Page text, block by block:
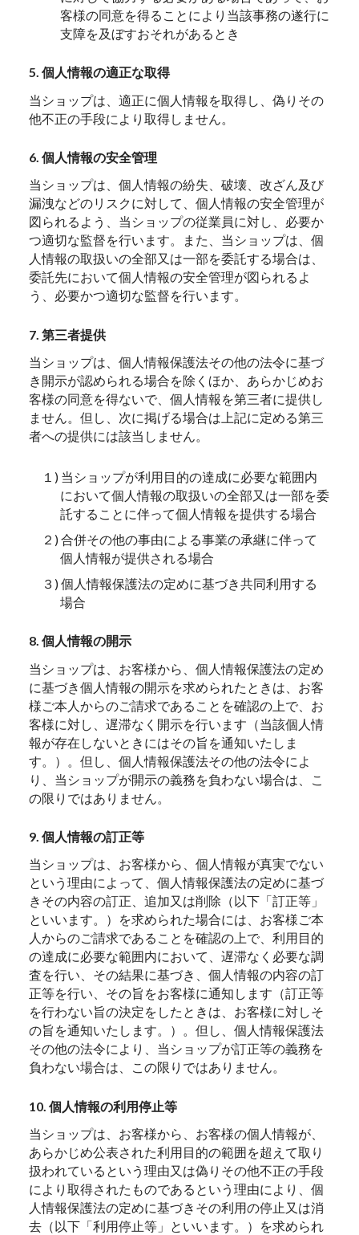
客様の同意を得ることにより当該事務の遂行に
支障を及ぼすおそれがあるとき
5. 個人情報の適正な取得
当ショップは、適正に個人情報を取得し、偽りその
他不正の手段により取得しません。
6. 個人情報の安全管理
当ショップは、個人情報の紛失、破壊、改ざん及び
漏洩などのリスクに対して、個人情報の安全管理が
図られるよう、当ショップの従業員に対し、必要か
つ適切な監督を行います。また、当ショップは、個
人情報の取扱いの全部又は一部を委託する場合は、
委託先において個人情報の安全管理が図られるよ
う、必要かつ適切な監督を行います。
7. 第三者提供
当ショップは、個人情報保護法その他の法令に基づ
き開示が認められる場合を除くほか、あらかじめお
客様の同意を得ないで、個人情報を第三者に提供し
ません。但し、次に掲げる場合は上記に定める第三
者への提供には該当しません。
１) 当ショップが利用目的の達成に必要な範囲内
において個人情報の取扱いの全部又は一部を委
託することに伴って個人情報を提供する場合
２) 合併その他の事由による事業の承継に伴って
個人情報が提供される場合
３) 個人情報保護法の定めに基づき共同利用する
場合
8. 個人情報の開示
当ショップは、お客様から、個人情報保護法の定め
に基づき個人情報の開示を求められたときは、お客
様ご本人からのご請求であることを確認の上で、お
客様に対し、遅滞なく開示を行います（当該個人情
報が存在しないときにはその旨を通知いたしま
す。）。但し、個人情報保護法その他の法令によ
り、当ショップが開示の義務を負わない場合は、こ
の限りではありません。
9. 個人情報の訂正等
当ショップは、お客様から、個人情報が真実でない
という理由によって、個人情報保護法の定めに基づ
きその内容の訂正、追加又は削除（以下「訂正等」
といいます。）を求められた場合には、お客様ご本
人からのご請求であることを確認の上で、利用目的
の達成に必要な範囲内において、遅滞なく必要な調
査を行い、その結果に基づき、個人情報の内容の訂
正等を行い、その旨をお客様に通知します（訂正等
を行わない旨の決定をしたときは、お客様に対しそ
の旨を通知いたします。）。但し、個人情報保護法
その他の法令により、当ショップが訂正等の義務を
負わない場合は、この限りではありません。
10. 個人情報の利用停止等
当ショップは、お客様から、お客様の個人情報が、
あらかじめ公表された利用目的の範囲を超えて取り
扱われているという理由又は偽りその他不正の手段
により取得されたものであるという理由により、個
人情報保護法の定めに基づきその利用の停止又は消
去（以下「利用停止等」といいます。）を求められ